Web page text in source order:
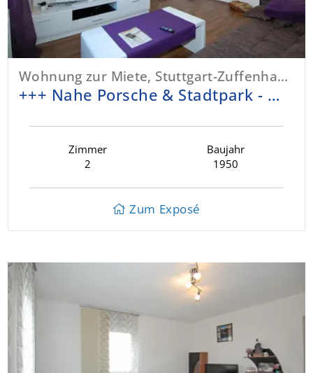
Wohnung zur Miete, Stuttgart-Zuffenhausen
+++ Nahe Porsche & Stadtpark - modernisierte 2 ½ Zi. im EG - TLB - ruhig, grün, verkehrsgünstig +++
Zimmer
2
Baujahr
1950
Zum Exposé